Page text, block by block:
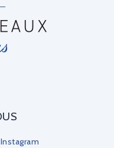
Instagram